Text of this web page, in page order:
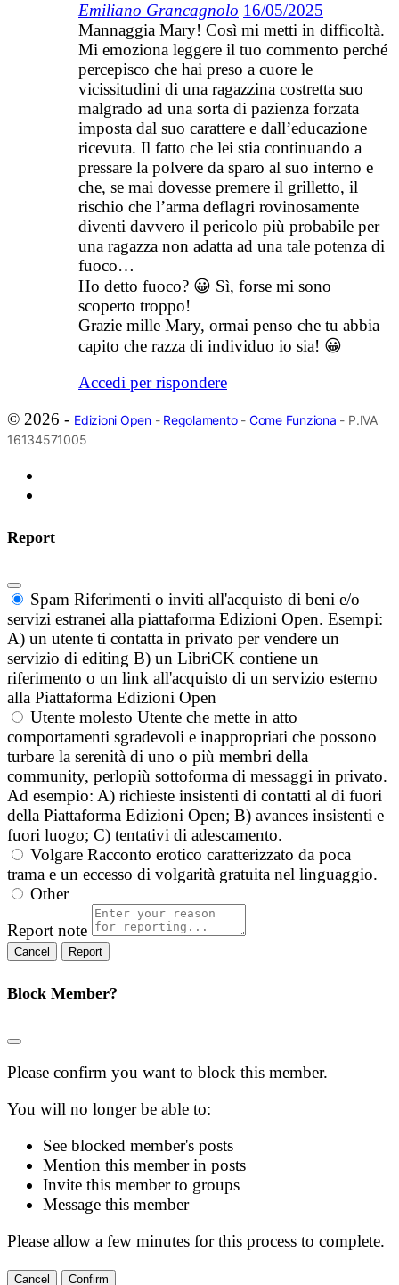
Emiliano Grancagnolo 16/05/2025
Mannaggia Mary! Così mi metti in difficoltà.
Mi emoziona leggere il tuo commento perché
percepisco che hai preso a cuore le
vicissitudini di una ragazzina costretta suo
malgrado ad una sorta di pazienza forzata
imposta dal suo carattere e dall’educazione
ricevuta. Il fatto che lei stia continuando a
pressare la polvere da sparo al suo interno e
che, se mai dovesse premere il grilletto, il
rischio che l’arma deflagri rovinosamente
diventi davvero il pericolo più probabile per
una ragazza non adatta ad una tale potenza di
fuoco…
Ho detto fuoco? 😀 Sì, forse mi sono
scoperto troppo!
Grazie mille Mary, ormai penso che tu abbia
capito che razza di individuo io sia! 😀
Accedi per rispondere
© 2026 - Edizioni Open- Regolamento- Come Funziona - P.IVA
16134571005
Report
Spam Riferimenti o inviti all'acquisto di beni e/o
servizi estranei alla piattaforma Edizioni Open. Esempi:
A) un utente ti contatta in privato per vendere un
servizio di editing B) un LibriCK contiene un
riferimento o un link all'acquisto di un servizio esterno
alla Piattaforma Edizioni Open
Utente molesto Utente che mette in atto
comportamenti sgradevoli e inappropriati che possono
turbare la serenità di uno o più membri della
community, perlopiù sottoforma di messaggi in privato.
Ad esempio: A) richieste insistenti di contatti al di fuori
della Piattaforma Edizioni Open; B) avances insistenti e
fuori luogo; C) tentativi di adescamento.
Volgare Racconto erotico caratterizzato da poca
trama e un eccesso di volgarità gratuita nel linguaggio.
Other
Report note
Report
Block Member?
Please confirm you want to block this member.
You will no longer be able to:
See blocked member's posts
Mention this member in posts
Invite this member to groups
Message this member
Please allow a few minutes for this process to complete.
Confirm